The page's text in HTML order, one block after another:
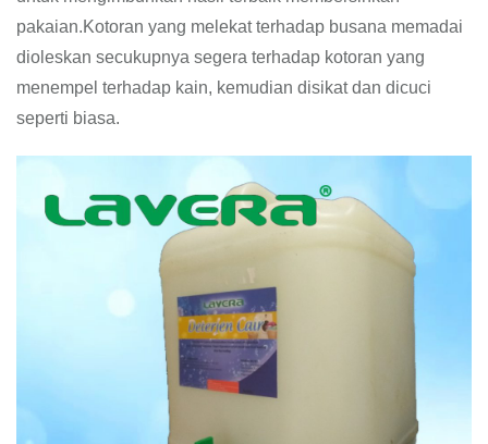
pakaian.Kotoran yang melekat terhadap busana memadai
dioleskan secukupnya segera terhadap kotoran yang
menempel terhadap kain, kemudian disikat dan dicuci
seperti biasa.